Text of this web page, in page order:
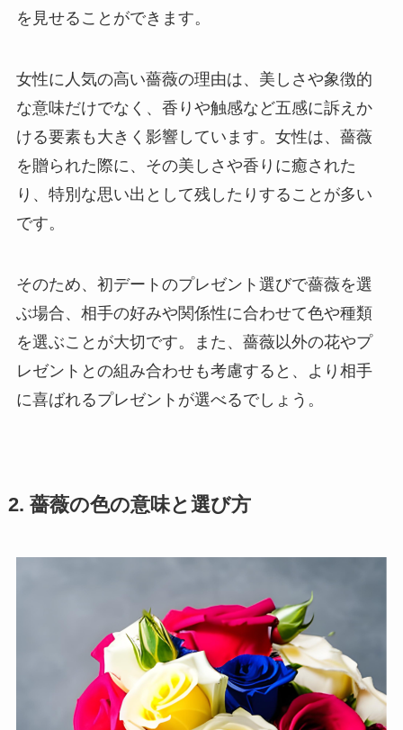
を見せることができます。
女性に人気の高い薔薇の理由は、美しさや象徴的
な意味だけでなく、香りや触感など五感に訴えか
ける要素も大きく影響しています。女性は、薔薇
を贈られた際に、その美しさや香りに癒された
り、特別な思い出として残したりすることが多い
です。
そのため、初デートのプレゼント選びで薔薇を選
ぶ場合、相手の好みや関係性に合わせて色や種類
を選ぶことが大切です。また、薔薇以外の花やプ
レゼントとの組み合わせも考慮すると、より相手
に喜ばれるプレゼントが選べるでしょう。
2. 薔薇の色の意味と選び方